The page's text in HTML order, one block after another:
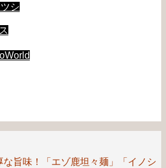
シ
な旨味！「エゾ鹿坦々麺」「イノシ